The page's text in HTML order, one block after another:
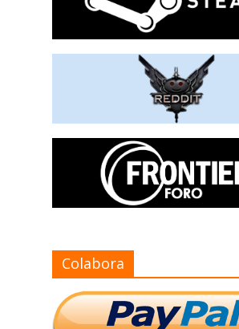
Colabora